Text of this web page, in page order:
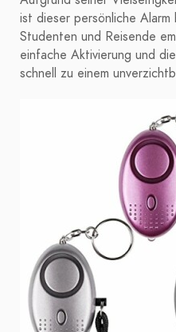
ist dieser persönliche
Studenten und Reisende
einfache Aktivierung und
schnell zu einem